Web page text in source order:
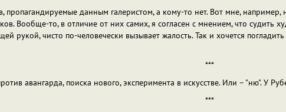
данным галеристом, а кому-то нет. Вот мне, например,
Вообще-то, в отличие от них самих, я согласен с мнением, что
рукой, чисто по-человечески вызывает жалость. Так и хочется
***
авангарда, поиска нового, эксперимента в искусстве. Или – "ню". У
***